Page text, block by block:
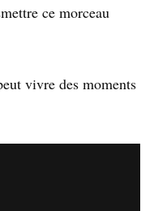
ce morceau
vivre des moments